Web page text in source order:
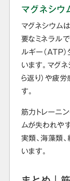
マグネシウ
マグネシウム
要なミネラル
ルギー（ATP
います。マグ
ら返り）や疲
す。
筋力トレーニ
ムが失われや
実類、海藻類
います。